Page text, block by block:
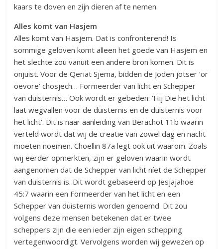
kaars te doven en zijn dieren af te nemen.
Alles komt van Hasjem
Alles komt van Hasjem. Dat is confronterend! Is
sommige geloven komt alleen het goede van Hasjem en
het slechte zou vanuit een andere bron komen. Dit is
onjuist. Voor de Qeriat Sjema, bidden de Joden jotser ‘or
oevore’ chosjech… Formeerder van licht en Schepper
van duisternis… Ook wordt er gebeden: ‘Hij Die het licht
laat wegvallen voor de duisternis en de duisternis voor
het licht’. Dit is naar aanleiding van Berachot 11b waarin
verteld wordt dat wij de creatie van zowel dag en nacht
moeten noemen. Choellin 87a legt ook uit waarom. Zoals
wij eerder opmerkten, zijn er geloven waarin wordt
aangenomen dat de Schepper van licht níet de Schepper
van duisternis is. Dit wordt gebaseerd op Jesjajahoe
45:7 waarin een Formeerder van het licht en een
Schepper van duisternis worden genoemd. Dit zou
volgens deze mensen betekenen dat er twee
scheppers zijn die een ieder zijn eigen schepping
vertegenwoordigt. Vervolgens worden wij gewezen op